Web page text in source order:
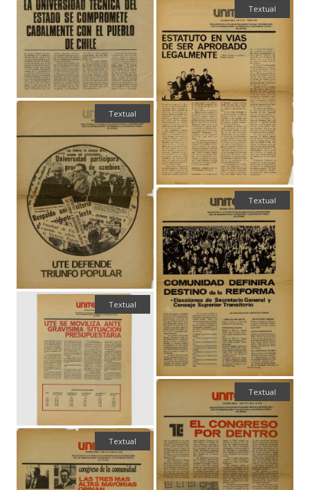
Textual
Textual
Textual
Textual
Textual
Textual